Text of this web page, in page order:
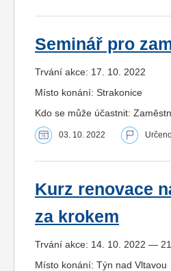
Seminář pro
Trvání akce: 17. 10. 2022
Místo konání: Strakonice
Kdo se může účastnit:
03. 10. 2022
Kurz renovace
za krokem
Trvání akce: 14. 10. 2022 —
Místo konání: Týn nad Vltavou